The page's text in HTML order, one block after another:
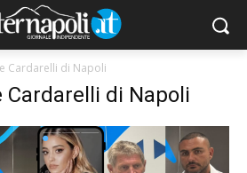
Cardarelli di Napoli
Cardarelli di Napoli